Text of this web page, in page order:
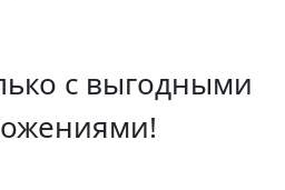
с выгодными